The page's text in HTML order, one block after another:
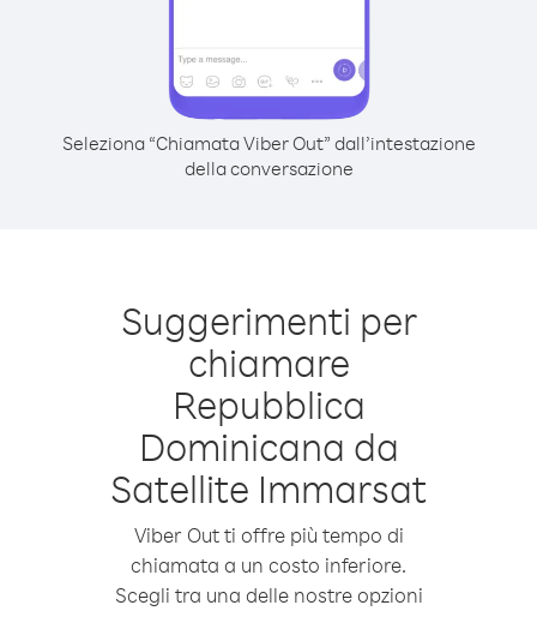
Seleziona “Chiamata Viber Out” dall’intestazione
della conversazione
Suggerimenti per
chiamare
Repubblica
Dominicana da
Satellite Immarsat
Viber Out ti offre più tempo di
chiamata a un costo inferiore.
Scegli tra una delle nostre opzioni